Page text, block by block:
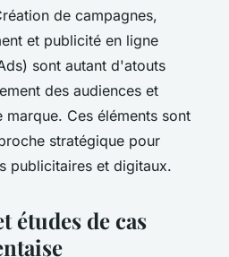
de campagnes,
et publicité en ligne
sont autant d'atouts
des audiences et
Ces éléments sont
stratégique pour
publicitaires et digitaux.
études de cas